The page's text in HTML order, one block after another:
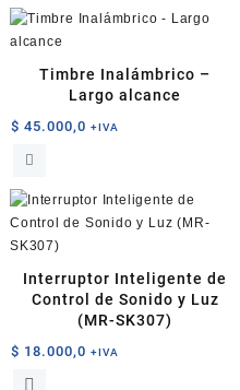
Timbre Inalámbrico –
Largo alcance
$ 45.000,0 +IVA
Interruptor Inteligente de
Control de Sonido y Luz
(MR-SK307)
$ 18.000,0 +IVA